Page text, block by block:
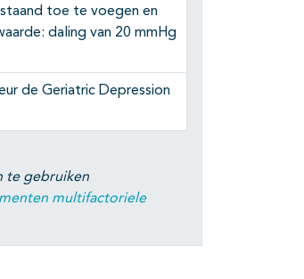
toe te voegen en
daling van 20 mmHg
de Geriatric Depression
te gebruiken
multifactoriele